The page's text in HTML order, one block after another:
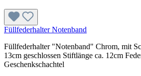
Füllfederhalter Notenband
Füllfederhalter "Notenband" Chrom, mit
13cm geschlossen Stiftlänge ca. 12cm
Geschenkschachtel